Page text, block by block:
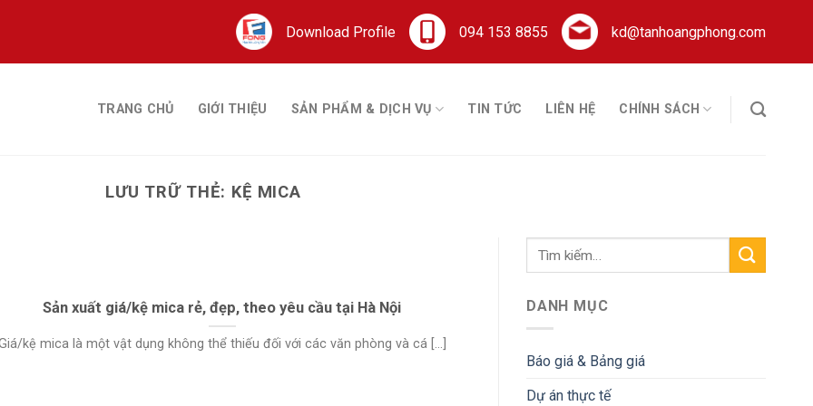
Download Profile 094 153 8855 kd@tanhoangphong.com
TRANG CHỦ GIỚI THIỆU SẢN PHẨM & DỊCH VỤ TIN TỨC LIÊN HỆ CHÍNH SÁCH
LƯU TRỮ THẺ: KỆ MICA
Sản xuất giá/kệ mica rẻ, đẹp, theo yêu cầu tại Hà Nội
kệ mica là một vật dụng không thể thiếu đối với các văn phòng và cá [...]
DANH MỤC
Báo giá & Bảng giá
Dự án thực tế